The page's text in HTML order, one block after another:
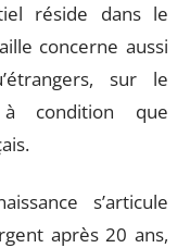
réside dans le
concerne aussi
sur le
condition que
s’articule
après 20 ans,